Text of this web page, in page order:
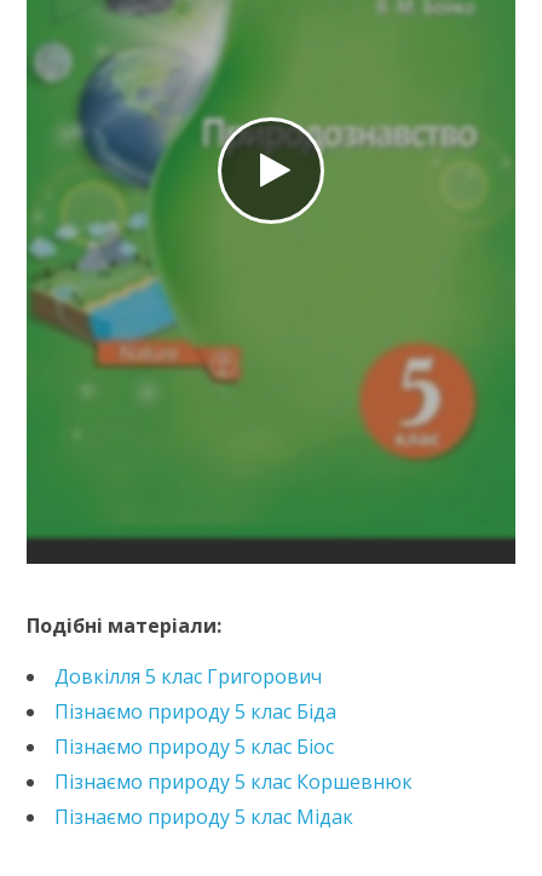
2018&pageLayout=singlePage&u=kreidaros
Подібні матеріали:
Довкілля 5 клас Григорович
Пізнаємо природу 5 клас Біда
Пізнаємо природу 5 клас Біос
Пізнаємо природу 5 клас Коршевнюк
Пізнаємо природу 5 клас Мідак